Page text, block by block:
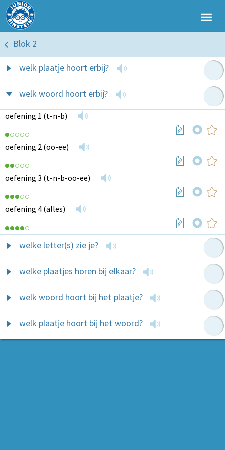
Blok 2
welk plaatje hoort erbij?
welk woord hoort erbij?
oefening 1 (t-n-b)
oefening 2 (oo-ee)
oefening 3 (t-n-b-oo-ee)
oefening 4 (alles)
welke letter(s) zie je?
welke plaatjes horen bij elkaar?
welk woord hoort bij het plaatje?
welk plaatje hoort bij het woord?